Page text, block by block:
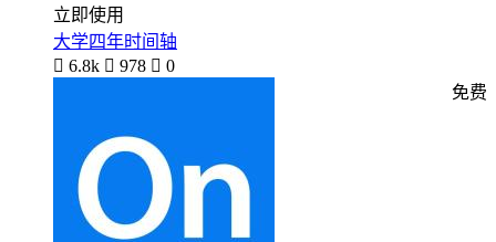
立即使用
大学四年时间轴
 6.8k  978  0
免费